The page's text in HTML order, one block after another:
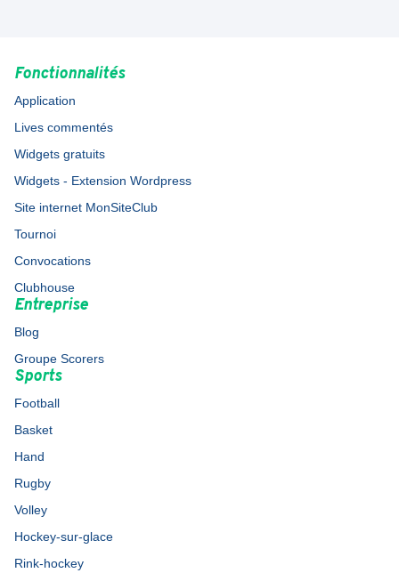
Fonctionnalités
Application
Lives commentés
Widgets gratuits
Widgets - Extension Wordpress
Site internet MonSiteClub
Tournoi
Convocations
Clubhouse
Entreprise
Blog
Groupe Scorers
Sports
Football
Basket
Hand
Rugby
Volley
Hockey-sur-glace
Rink-hockey